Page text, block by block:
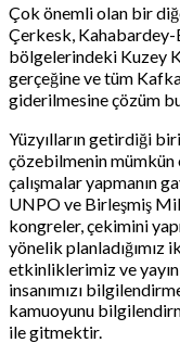
Çok önemli olan bir
Çerkesk, Kahabardey-
bölgelerindeki Kuzey
gerçeğine ve tüm
giderilmesine çözüm
Yüzyılların getirdiği
çözebilmenin mümkün
çalışmalar yapmanın
UNPO ve Birleşmiş
kongreler, çekimini
yönelik planladığımız
etkinliklerimiz ve
insanımızı
kamuoyunu
ile gitmektir.